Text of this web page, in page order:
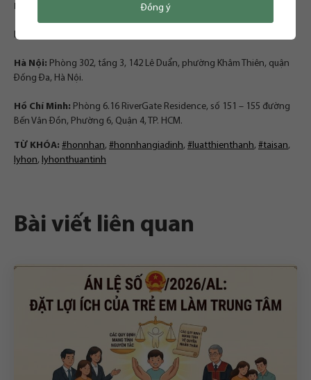
Email: contact@luatthienthanh.vn
Hoặc đến trực tiếp văn phòng của Chúng tôi tại:
Hà Nội: Phòng 302, tầng 3, 142 Lê Duẩn, phường Khâm Thiên, quận
Đống Đa, Hà Nội.
Hồ Chí Minh: Phòng 6.16 RiverGate Residence, số 151 – 155 đường
Bến Vân Đồn, Phường 6, Quận 4, TP. HCM.
TỪ KHÓA: #honnhan, #honnhangiadinh, #luatthienthanh, #taisan,
lyhon, lyhonthuantinh
Bài viết liên quan
Đồng ý